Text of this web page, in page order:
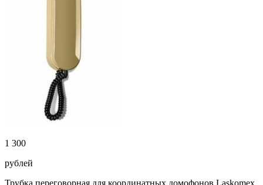
1 300
рублей
Трубка переговорная для координатных домофонов Laskomex